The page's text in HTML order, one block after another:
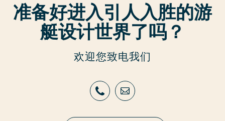
准备好进入引人入胜的游
艇设计世界了吗？
欢迎您致电我们